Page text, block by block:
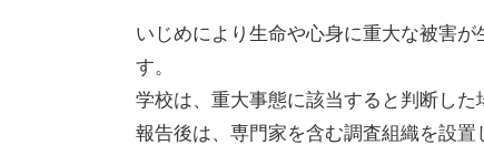
いじめにより生命や心身に重大な被害
す。
学校は、重大事態に該当すると判断し
報告後は、専門家を含む調査組織を設置